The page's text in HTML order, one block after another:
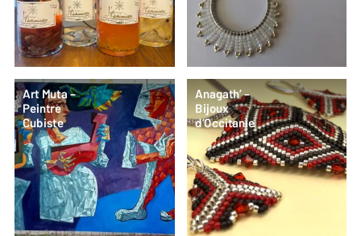
Art Muta –
Peintre
Cubiste
Anagath’ –
Bijoux
d’Occitanie